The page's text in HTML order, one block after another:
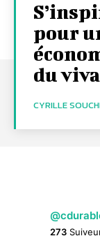
pour
du
CYRILLE
273